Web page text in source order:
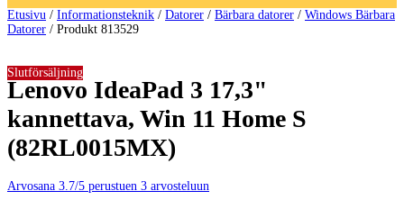
Etusivu / Informationsteknik / Datorer / Bärbara datorer / Windows Bärbara
Datorer / Produkt 813529
Lenovo IdeaPad 3 17,3"
kannettava, Win 11 Home S
(82RL0015MX)
Arvosana 3.7/5 perustuen 3 arvosteluun
Slutförsäljning